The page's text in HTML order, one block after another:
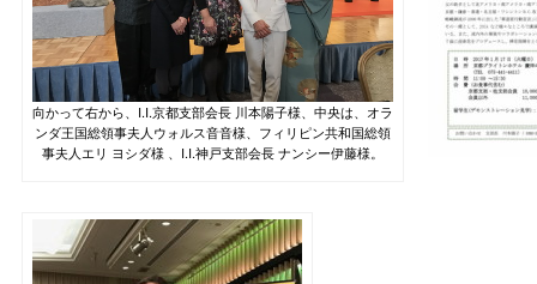
向かって右から、I.I.京都支部会長 川本陽子様、中央は、オラ
ンダ王国総領事夫人ウォルス音音様、フィリピン共和国総領
事夫人エリ ヨシダ様 、I.I.神戸支部会長 ナンシー伊藤様。